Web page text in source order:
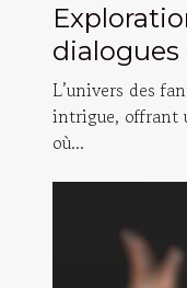
dialogues
sécurisés
L’univers des
intrigue, offrant
où...